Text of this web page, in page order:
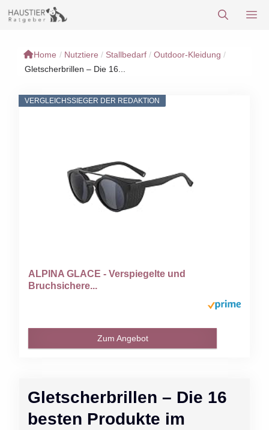
Inhalt
Home / Nutztiere / Stallbedarf / Outdoor-Kleidung /
Gletscherbrillen – Die 16...
Gletscherbrillen – Die 16
besten Produkte im
VERGLEICHSSIEGER DER REDAKTION
ALPINA GLACE - Verspiegelte und
Bruchsichere...
Zum Angebot